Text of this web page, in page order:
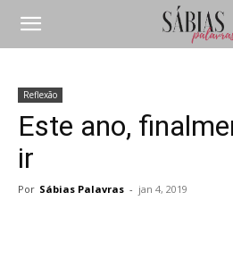
Reflexão
Este ano,
ir
Por Sábias Palavras - jan 4, 2019